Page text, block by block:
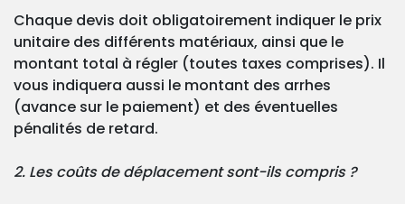
Chaque devis doit obligatoirement indiquer le prix
unitaire des différents matériaux, ainsi que le
montant total à régler (toutes taxes comprises). Il
vous indiquera aussi le montant des arrhes
(avance sur le paiement) et des éventuelles
pénalités de retard.
2. Les coûts de déplacement sont-ils compris ?